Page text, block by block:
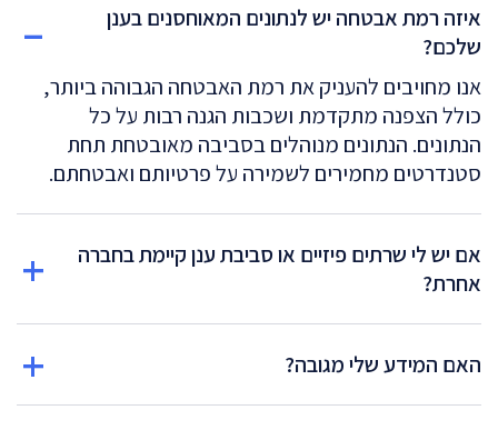
איזה רמת אבטחה יש לנתונים המאוחסנים בענן
שלכם?
אנו מחויבים להעניק את רמת האבטחה הגבוהה ביותר,
כולל הצפנה מתקדמת ושכבות הגנה רבות על כל
הנתונים. הנתונים מנוהלים בסביבה מאובטחת תחת
סטנדרטים מחמירים לשמירה על פרטיותם ואבטחתם.
אם יש לי שרתים פיזיים או סביבת ענן קיימת בחברה
אחרת?
האם המידע שלי מגובה?